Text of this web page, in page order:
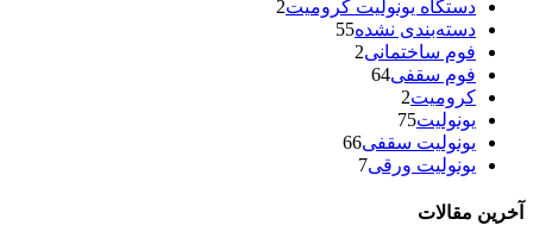
دستگاه یونولیت کرومیت2
دسته‌بندی نشده55
فوم ساختمانی2
فوم سقفی64
کرومیت2
یونولیت75
یونولیت سقفی66
یونولیت ورقی7
آخرین مقالات